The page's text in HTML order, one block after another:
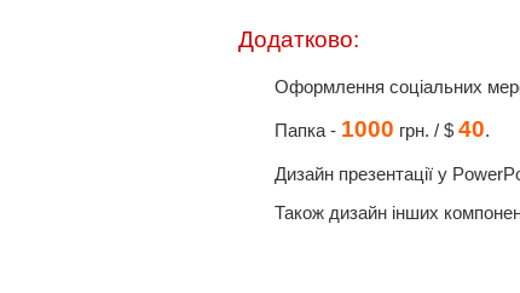
Додатково:
Оформлення соціальних
Папка - 1000 грн. / $ 40.
Дизайн презентації у
Також дизайн інших